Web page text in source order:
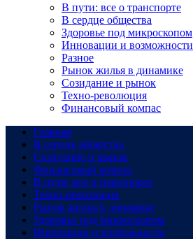
В пути: все о транспорте
В сердце общества
Здоровье под микроскопом
Инновации и возможности
Разное
Рынок жилья в динамике
Созидание и рынок
Техно-революция
Финансовый компас
Главная
В сердце общества
Созидание и рынок
Финансовый компас
В пути: все о транспорте
Техно-революция
Рынок жилья в динамике
Здоровье под микроскопом
Инновации и возможности